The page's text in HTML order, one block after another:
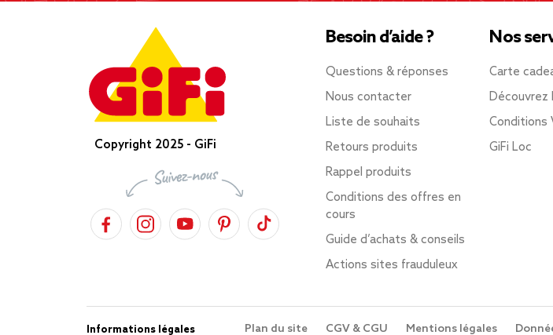
Copyright 2025 - GiFi
Besoin d’aide ?
Questions & réponses
Nous contacter
Liste de souhaits
Retours produits
Rappel produits
Conditions des offres en
cours
Guide d’achats & conseils
Actions sites frauduleux
Nos
Carte
Découvrez
Conditions
GiFi Loc
Informations légales Plan du site CGV & CGU Mentions légales